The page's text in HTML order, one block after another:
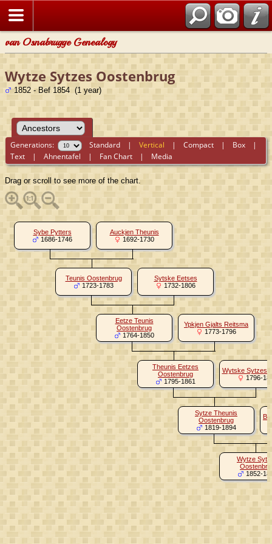
van Osnabrugge Genealogy
Wytze Sytzes Oostenbrug
1852 - Bef 1854 (1 year)
Generations: Standard |Vertical |Compact | Box |
Text |Ahnentafel | Fan Chart | Media
Drag or scroll to see more of the chart.
Sybe Pytters
1686-1746
Auckjen Theunis
1692-1730
Teunis Oostenbrug
1723-1783
Sytske Eetses
1732-1806
Eetze Teunis
Oostenbrug
1764-1850
Ypkjen Gjalts Reitsma
1773-1796
Theunis Eetzes
Oostenbrug
1795-1861
Wytske Sytzes
1796-
Sytze Theunis
Oostenbrug
1819-1894
Wytze
1852-